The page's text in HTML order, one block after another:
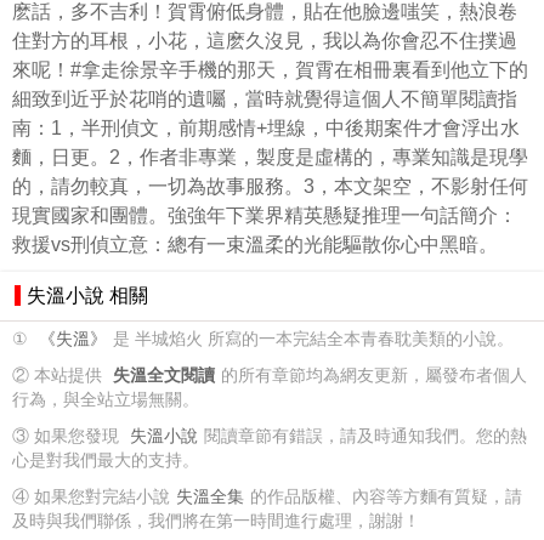
麽話，多不吉利！賀霄俯低身體，貼在他臉邊嗤笑，熱浪卷
住對方的耳根，小花，這麽久沒見，我以為你會忍不住撲過
來呢！#拿走徐景辛手機的那天，賀霄在相冊裏看到他立下的
細致到近乎於花哨的遺囑，當時就覺得這個人不簡單閱讀指
南：1，半刑偵文，前期感情+埋線，中後期案件才會浮出水
麵，日更。2，作者非專業，製度是虛構的，專業知識是現學
的，請勿較真，一切為故事服務。3，本文架空，不影射任何
現實國家和團體。強強年下業界精英懸疑推理一句話簡介：
救援vs刑偵立意：總有一束溫柔的光能驅散你心中黑暗。
失溫小說 相關
① 《失溫》
是 半城焰火 所寫的一本完結全本青春耽美類的小說。
② 本站提供
失溫全文閱讀 的所有章節均為網友更新，屬發布者個人
行為，與全站立場無關。
③ 如果您發現
失溫小說 閱讀章節有錯誤，請及時通知我們。您的熱
心是對我們最大的支持。
④ 如果您對完結小說 失溫全集 的作品版權、內容等方麵有質疑，請
及時與我們聯係，我們將在第一時間進行處理，謝謝！